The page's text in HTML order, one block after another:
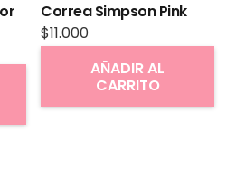
Las
opciones
se
Correa Simpson Pink
$11.000
AÑADIR AL
CARRITO